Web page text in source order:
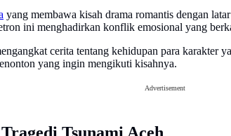
yang membawa kisah drama romantis dengan
ini menghadirkan konflik emosional yang
cerita tentang kehidupan para karakter
yang ingin mengikuti kisahnya.
Advertisement